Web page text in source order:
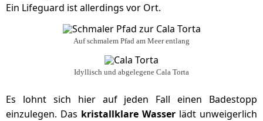
Ein Lifeguard ist allerdings vor Ort.
Auf schmalem Pfad am Meer entlang
Idyllisch und abgelegene Cala Torta
Es lohnt sich hier auf jeden Fall einen Badestopp
einzulegen. Das kristallklare Wasser lädt unweigerlich